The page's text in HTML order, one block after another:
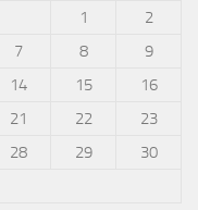
1
2
7 8
9
14 15
16
21 22
23
28 29
30